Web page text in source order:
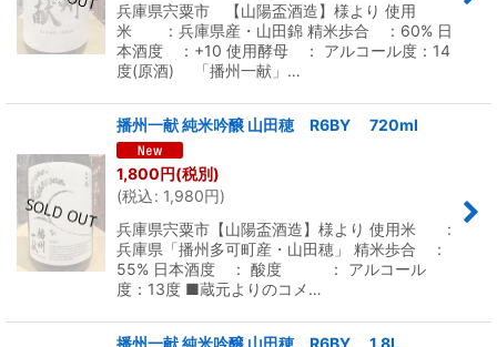
兵庫県宍粟市 【山陽盃酒造】様より 使用
米 ：兵庫県産・山田錦 精米歩合 ：60% 日
本酒度 ：+10 使用酵母 ： アルコール度：14
度(原酒) 「播州一献」…
播州一献 純米吟醸 山田穂 R6BY 720ml
1,800円(税別)
(税込: 1,980円)
兵庫県宍粟市【山陽盃酒造】様より 使用米 :
兵庫県「播州多可町産・山田穂」 精米歩合 ：
55% 日本酒度 ： 酸度 ： アルコール
度：13度 ■蔵元よりのコメ…
播州一献 純米吟醸 山田穂 R6BY 1.8L